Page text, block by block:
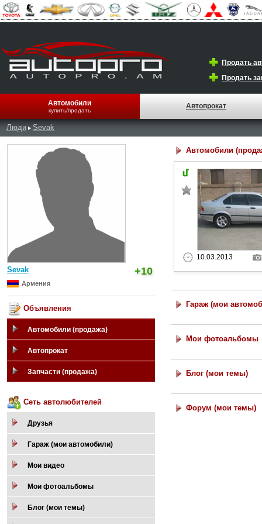
Продать
Продать
Автомобили
купить/продать
Автопрокат
Люди Sevak
Sevak +10
Армения
Объявления
Автомобили (продажа)
Автопрокат
Запчасти (продажа)
Сеть автолюбителей
Друзья
Гараж (мои автомобили)
Мои видео
Мои фотоальбомы
Блог (мои темы)
Автомобили
10.03.2013
Гараж (мои
Мои фотоальбомы
Блог (мои темы)
Форум (мои темы)